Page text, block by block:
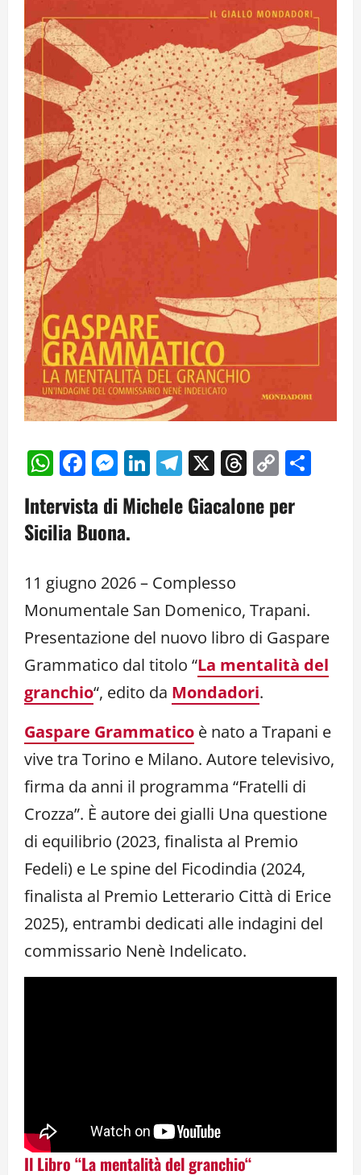
WhatsApp
Facebook
Messenger
LinkedIn
Telegram
X Threads
Copy
Intervista di Michele Giacalone per
Sicilia Buona.
11 giugno 2026 – Complesso
Monumentale San Domenico, Trapani.
Presentazione del nuovo libro di Gaspare
Grammatico dal titolo “La mentalità del
granchio“, edito da Mondadori.
Gaspare Grammatico è nato a Trapani e
vive tra Torino e Milano. Autore televisivo,
firma da anni il programma “Fratelli di
Crozza”. È autore dei gialli Una questione
di equilibrio (2023, finalista al Premio
Fedeli) e Le spine del Ficodindia (2024,
finalista al Premio Letterario Città di Erice
2025), entrambi dedicati alle indagini del
commissario Nenè Indelicato.
Il Libro “La mentalità del granchio“